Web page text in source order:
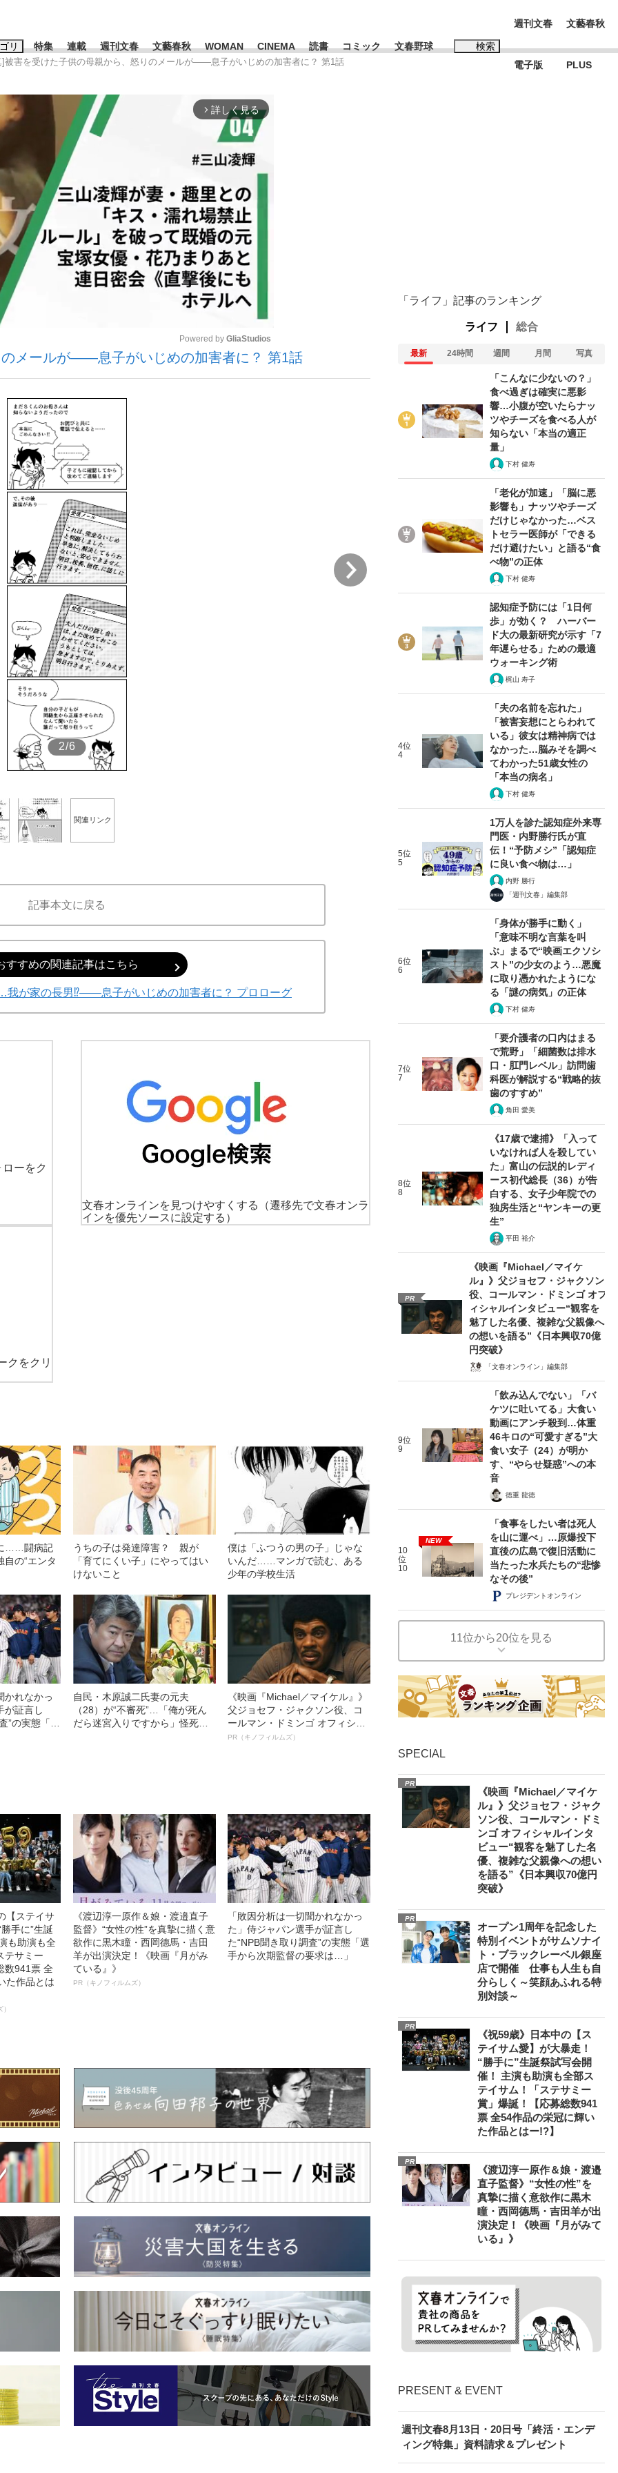
リ
明かした日本代表監督に... 「最悪の空気のまま解散」WBC日本代表“敗戦”の真実 選手が明かす...
選手が証言した“NPB聞... 「クマが悪者扱いされているのが悲しい」『北の国から』倉本聰氏（91...
カー日本代表・森保一監督...
特集
観る将棋、読む将棋
いまさら聞けない資産運用のすべて
連載 週刊文春 文藝春秋 WOMAN CINEMA 読書 コミック 文春野球 検索
ワードタグ一覧
凌輝 #高市早苗 #森岡毅 #城彰二
亀和田武
週刊文春
電子版
文藝春秋
PLUS
]被害を受けた子供の母親から、怒りのメールが――息子がいじめの加害者に？ 第1話
arrow_forward_ios 詳しく見る
Mute
Powered by GliaStudios
メールが――息子がいじめの加害者に？ 第1話
2/6
3/6
関連リンク
記事本文に戻る
すすめの関連記事はこちら
が家の長男⁉――息子がいじめの加害者に？ プロローグ
ーをク
文春オンラインを見つけやすくする
（遷移先で文春オンラ
インを優先ソースに設定する）
クをクリ
……闘病記
自の“エンタ
うちの子は発達障害？ 親が
「育てにくい子」にやってはい
けないこと
僕は「ふつうの男の子」じゃな
いんだ……マンガで読む、ある
少年の学校生活
かれなかっ
が証言し
”の実態「選
自民・木原誠二氏妻の元夫
（28）が“不審死”…「俺が死ん
だら迷宮入りですから」怪死現
《映画『Michael／マイケル』》
父ジョセフ・ジャクソン役、コ
ールマン・ドミンゴ オフィシャ
ルインタビュー“観客を魅了した
PR（キノフィルムズ）
【ステイサ
手に”生誕
も助演も全
テサミー
数941票 全
た作品とは
《渡辺淳一原作＆娘・渡邉直子
監督》“女性の性”を真摯に描く意
欲作に黒木瞳・西岡德馬・吉田
羊が出演決定！《映画『月がみ
ている』》
PR（キノフィルムズ）
「敗因分析は一切聞かれなかっ
た」侍ジャパン選手が証言し
た“NPB聞き取り調査”の実態「選
手から次期監督の要求は…」
「ライフ」記事のランキング
ライフ 総合
最新 24時間 週間 月間 写真
「こんなに少ないの？」
食べ過ぎは確実に悪影
響…小腹が空いたらナッ
ツやチーズを食べる人が
知らない「本当の適正
量」
下村 健寿
「老化が加速」「脳に悪
影響も」ナッツやチーズ
だけじゃなかった…ベス
トセラー医師が「できる
だけ避けたい」と語る“食
べ物”の正体
下村 健寿
認知症予防には「1日何
歩」が効く？ ハーバー
ド大の最新研究が示す「7
年遅らせる」ための最適
ウォーキング術
梶山 寿子
4位
4
「夫の名前を忘れた」
「被害妄想にとらわれて
いる」彼女は精神病では
なかった…脳みそを調べ
てわかった51歳女性の
「本当の病名」
下村 健寿
5位
5
1万人を診た認知症外来専
門医・内野勝行氏が直
伝！“予防メシ”「認知症
に良い食べ物は…」
内野 勝行
「週刊文春」編集部
6位
6
「身体が勝手に動く」
「意味不明な言葉を叫
ぶ」まるで“映画エクソシ
スト”の少女のよう…悪魔
に取り憑かれたようにな
る「謎の病気」の正体
下村 健寿
7位
7
「要介護者の口内はまる
で荒野」「細菌数は排水
口・肛門レベル」訪問歯
科医が解説する“戦略的抜
歯のすすめ”
角田 愛美
8位
8
《17歳で逮捕》「入って
いなければ人を殺してい
た」富山の伝説的レディ
ース初代総長（36）が告
白する、女子少年院での
独房生活と“ヤンキーの更
生”
平田 裕介
PR
《映画『Michael／マイケ
ル』》父ジョセフ・ジャクソン
役、コールマン・ドミンゴ オフ
ィシャルインタビュー“観客を
魅了した名優、複雑な父親像へ
の想いを語る”《日本興収70億
円突破》
「文春オンライン」編集部
9位
9
「飲み込んでない」「バ
ケツに吐いてる」大食い
動画にアンチ殺到…体重
46キロの“可愛すぎる”大
食い女子（24）が明か
す、“やらせ疑惑”への本
音
徳重 龍徳
10
位
10
NEW
「食事をしたい者は死人
を山に運べ」…原爆投下
直後の広島で復旧活動に
当たった水兵たちの“悲惨
なその後”
プレジデントオンライン
11位から20位を見る
SPECIAL
PR
《映画『Michael／マイケ
ル』》父ジョセフ・ジャク
ソン役、コールマン・ドミ
ンゴ オフィシャルインタ
ビュー“観客を魅了した名
優、複雑な父親像への想い
を語る”《日本興収70億円
突破》
PR
オープン1周年を記念した
特別イベントがサムソナイ
ト・ブラックレーベル銀座
店で開催 仕事も人生も自
分らしく～笑顔あふれる特
別対談～
PR
《祝59歳》日本中の【ス
テイサム愛】が大暴走！
“勝手に”生誕祭試写会開
催！ 主演も助演も全部ス
テイサム！「ステサミー
賞」爆誕！【応募総数941
票 全54作品の栄冠に輝い
た作品とはー!?】
PR
《渡辺淳一原作＆娘・渡邉
直子監督》“女性の性”を
真摯に描く意欲作に黒木
瞳・西岡德馬・吉田羊が出
演決定！《映画『月がみて
いる』》
PRESENT & EVENT
週刊文春8月13日・20日号「終活・エンデ
ィング特集」資料請求＆プレゼント